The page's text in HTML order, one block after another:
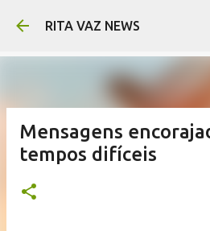
Pular para o
RITA VAZ NEWS
Mensagens
tempos difíceis